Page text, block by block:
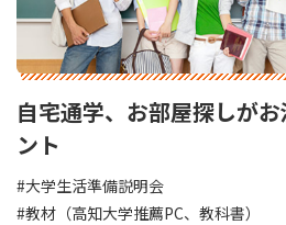
自宅通学、お部屋探しが
ント
#大学生活準備説明会
#教材（高知大学推薦PC、教科書）